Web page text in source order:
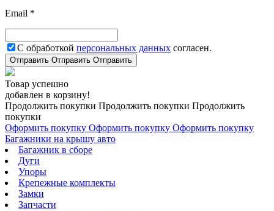
Email *
С обработкой персональных данных согласен.
Отправить Отправить Отправить
Товар успешно
добавлен в корзину!
Продолжить покупки Продолжить покупки Продолжить
покупки
Оформить покупку Оформить покупку Оформить покупку
Багажники на крышу авто
Багажник в сборе
Дуги
Упоры
Крепежные комплекты
Замки
Запчасти